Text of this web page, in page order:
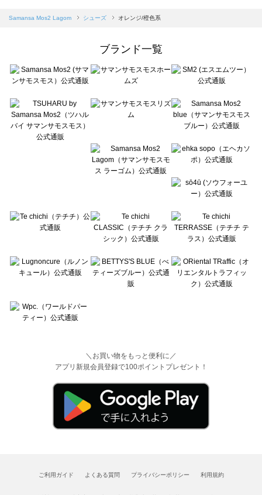
Samansa Mos2 blue（サマンサモスモス ブルー）のシューズ一覧
sō4ū（ソウフォーユー）のシューズ一覧
Te chichi（テチチ）のシューズ一覧
Te chichi CLASSIC（テチチ クラシック）のシューズ一覧
Lugnoncure（ルノンキュール）のシューズ一覧
BETTY'S BLUE（べティーズブルー）のシューズ一覧
Wpc.（ワールドパーティー）のシューズ一覧
Samansa Mos2 Lagom シューズ オレンジ/橙色系
ブランド一覧
＼お買い物をもっと便利に／
アプリ新規会員登録で100ポイントプレゼント！
ご利用ガイド よくある質問 プライバシーポリシー 利用規約